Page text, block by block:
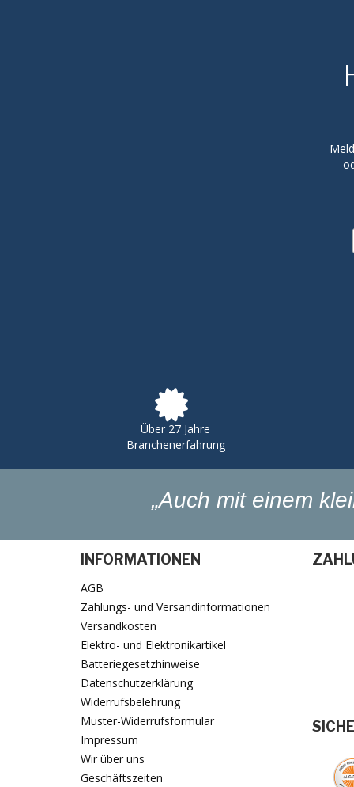
Über 27 Jahre
Branchenerfahrung
„Auch mit einem
INFORMATIONEN
AGB
Zahlungs- und Versandinformationen
Versandkosten
Elektro- und Elektronikartikel
Batteriegesetzhinweise
Datenschutzerklärung
Widerrufsbelehrung
Muster-Widerrufsformular
Impressum
Wir über uns
Geschäftszeiten